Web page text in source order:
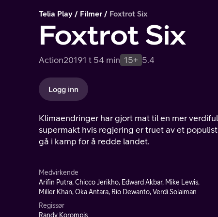
Telia Play Filmer Foxtrot Six
Foxtrot Six
Action20191 t 54 min 15+ 5.4
Logg inn
Klimaendringer har gjort mat til en mer
supermakt hvis regjering er truet av et
gå i kamp for å redde landet.
Medvirkende
Arifin Putra, Chicco Jerikho, Edward Akbar, Mike Lewis,
Miller Khan, Oka Antara, Rio Dewanto, Verdi Solaiman
Regissør
Randy Korompis